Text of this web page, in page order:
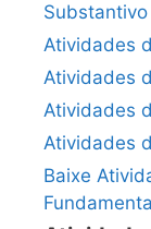
Substantivo
Atividades
Atividades
Atividades
Atividades
Baixe